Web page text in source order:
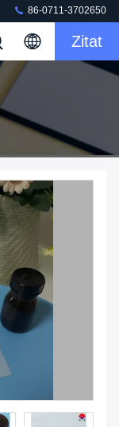
86-0711-3702650
Zitat